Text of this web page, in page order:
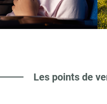
Les points de